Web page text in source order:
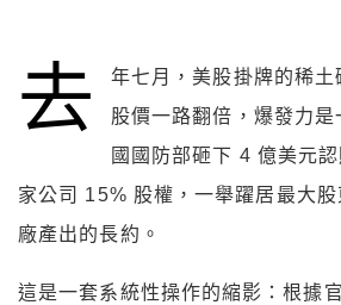
去
年七月，美股掛牌的稀
股價一路翻倍，爆發力
國國防部砸下 4 億美元
家公司 15% 股權，一舉躍居最大
廠產出的長約。
這是一套系統性操作的縮影：根據